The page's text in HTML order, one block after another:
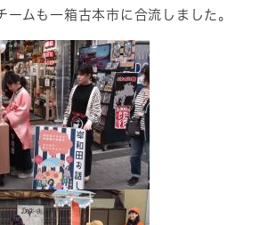
ームも一箱古本市に合流しました。